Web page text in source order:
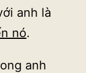
anh là
nó.
anh